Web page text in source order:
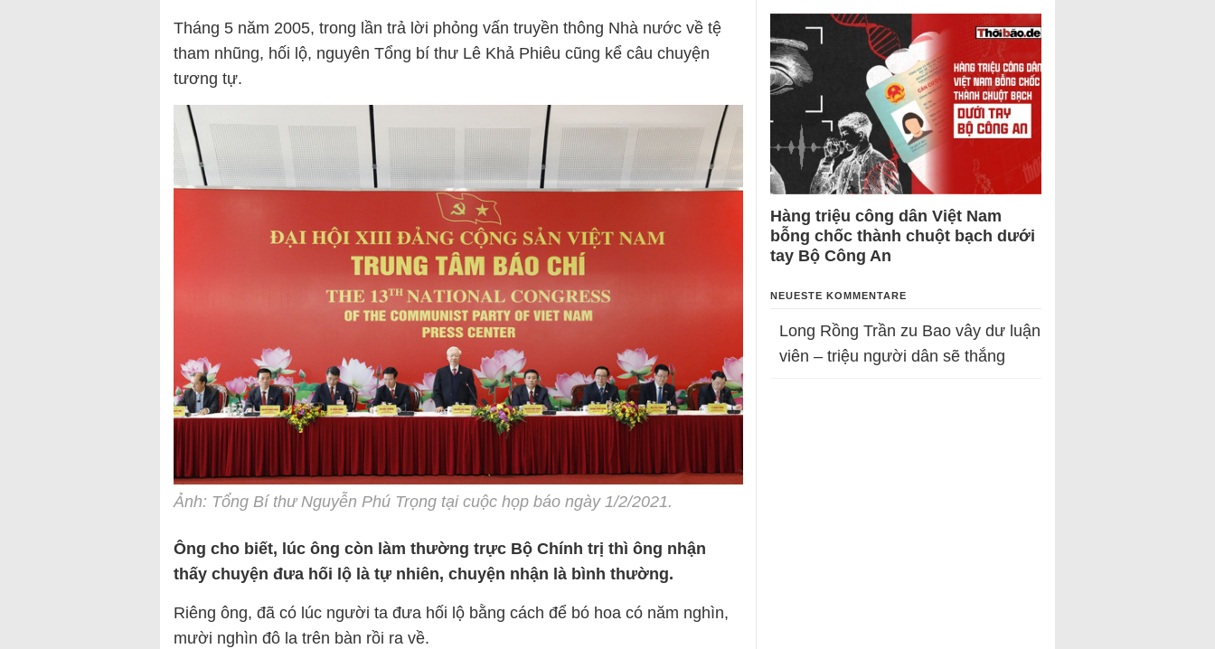
Tháng 5 năm 2005, trong lần trả lời phỏng vấn truyền thông Nhà nước về tệ
tham nhũng, hối lộ, nguyên Tổng bí thư Lê Khả Phiêu cũng kể câu chuyện
tương tự.
Ảnh: Tổng Bí thư Nguyễn Phú Trọng tại cuộc họp báo ngày 1/2/2021.
Ông cho biết, lúc ông còn làm thường trực Bộ Chính trị thì ông nhận
thấy chuyện đưa hối lộ là tự nhiên, chuyện nhận là bình thường.
Riêng ông, đã có lúc người ta đưa hối lộ bằng cách để bó hoa có năm nghìn,
mười nghìn đô la trên bàn rồi ra về.
Hàng triệu công dân Việt Nam
bỗng chốc thành chuột bạch dưới
tay Bộ Công An
NEUESTE KOMMENTARE
Long Rồng Trần zu Bao vây dư luận
viên – triệu người dân sẽ thắng